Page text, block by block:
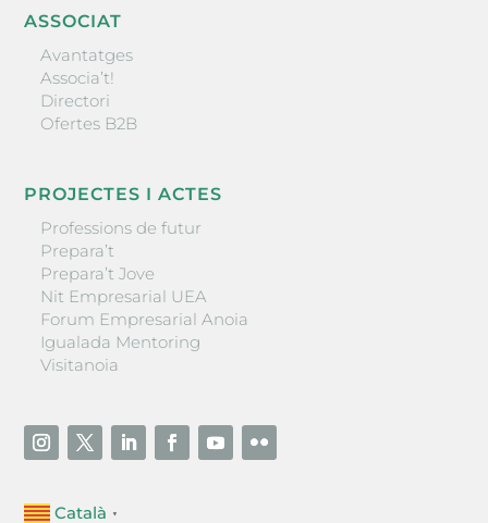
ASSOCIAT
Avantatges
Associa’t!
Directori
Ofertes B2B
PROJECTES I ACTES
Professions de futur
Prepara’t
Prepara’t Jove
Nit Empresarial UEA
Forum Empresarial Anoia
Igualada Mentoring
Visitanoia
Català ▼